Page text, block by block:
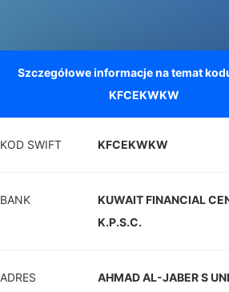
Szczegółowe informacje na temat
KFCEKWKW
KOD SWIFT KFCEKWKW
BANK
KUWAIT FINANCIAL
K.P.S.C.
ADRES
AHMAD AL-JABER S